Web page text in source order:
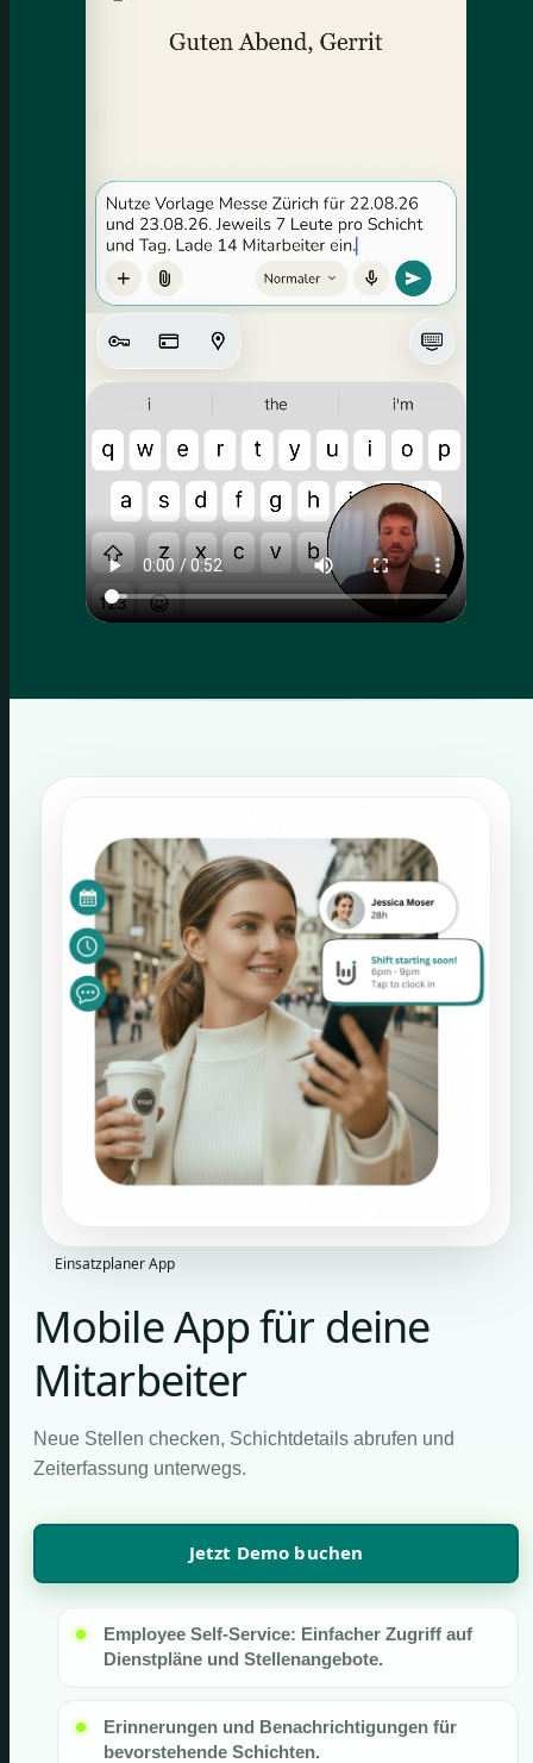
Einsatzplaner App
Mobile App für deine
Mitarbeiter
Neue Stellen checken, Schichtdetails abrufen und
Zeiterfassung unterwegs.
Jetzt Demo buchen
Employee Self-Service: Einfacher Zugriff auf
Dienstpläne und Stellenangebote.
Erinnerungen und Benachrichtigungen für
bevorstehende Schichten.